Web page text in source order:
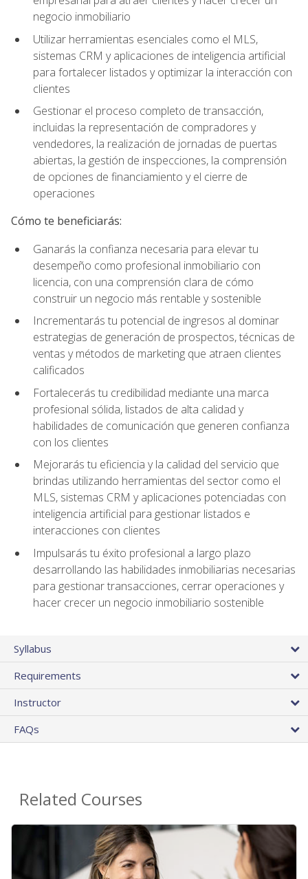
negocio inmobiliario
Utilizar herramientas esenciales como el MLS,
sistemas CRM y aplicaciones de inteligencia artificial
para fortalecer listados y optimizar la interacción con
clientes
Gestionar el proceso completo de transacción,
incluidas la representación de compradores y
vendedores, la realización de jornadas de puertas
abiertas, la gestión de inspecciones, la comprensión
de opciones de financiamiento y el cierre de
operaciones
Cómo te beneficiarás:
Ganarás la confianza necesaria para elevar tu
desempeño como profesional inmobiliario con
licencia, con una comprensión clara de cómo
construir un negocio más rentable y sostenible
Incrementarás tu potencial de ingresos al dominar
estrategias de generación de prospectos, técnicas de
ventas y métodos de marketing que atraen clientes
calificados
Fortalecerás tu credibilidad mediante una marca
profesional sólida, listados de alta calidad y
habilidades de comunicación que generen confianza
con los clientes
Mejorarás tu eficiencia y la calidad del servicio que
brindas utilizando herramientas del sector como el
MLS, sistemas CRM y aplicaciones potenciadas con
inteligencia artificial para gestionar listados e
interacciones con clientes
Impulsarás tu éxito profesional a largo plazo
desarrollando las habilidades inmobiliarias necesarias
para gestionar transacciones, cerrar operaciones y
hacer crecer un negocio inmobiliario sostenible
Syllabus
Requirements
Instructor
FAQs
Related Courses